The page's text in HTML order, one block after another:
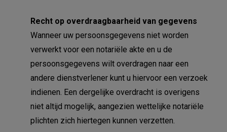
Recht op overdraagbaarheid van gegevens
Wanneer uw persoonsgegevens niet worden
verwerkt voor een notariële akte en u de
persoonsgegevens wilt overdragen naar een
andere dienstverlener kunt u hiervoor een verzoek
indienen. Een dergelijke overdracht is overigens
niet altijd mogelijk, aangezien wettelijke notariële
plichten zich hiertegen kunnen verzetten.